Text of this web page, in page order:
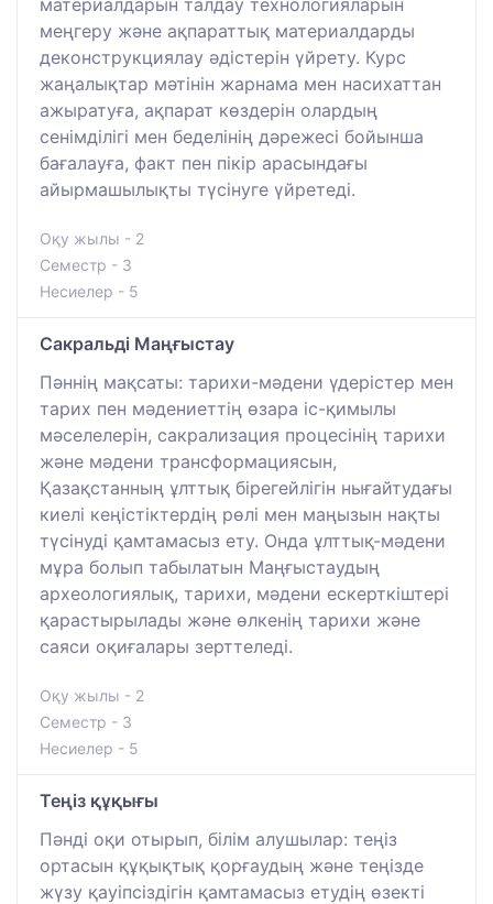
меңгеру және ақпараттық материалдарды
деконструкциялау әдістерін үйрету. Курс
жаңалықтар мәтінін жарнама мен насихаттан
ажыратуға, ақпарат көздерін олардың
сенімділігі мен беделінің дәрежесі бойынша
бағалауға, факт пен пікір арасындағы
айырмашылықты түсінуге үйретеді.
Оқу жылы - 2
Семестр - 3
Несиелер - 5
Сакральді Маңғыстау
Пәннің мақсаты: тарихи-мәдени үдерістер мен
тарих пен мәдениеттің өзара іс-қимылы
мәселелерін, сакрализация процесінің тарихи
және мәдени трансформациясын,
Қазақстанның ұлттық бірегейлігін нығайтудағы
киелі кеңістіктердің рөлі мен маңызын нақты
түсінуді қамтамасыз ету. Онда ұлттық-мәдени
мұра болып табылатын Маңғыстаудың
археологиялық, тарихи, мәдени ескерткіштері
қарастырылады және өлкенің тарихи және
саяси оқиғалары зерттеледі.
Оқу жылы - 2
Семестр - 3
Несиелер - 5
Теңіз құқығы
Пәнді оқи отырып, білім алушылар: теңіз
ортасын құқықтық қорғаудың және теңізде
жүзу қауіпсіздігін қамтамасыз етудің өзекті